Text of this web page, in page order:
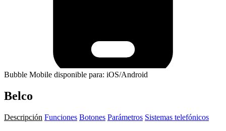
Bubble Mobile disponible para: iOS/Android
Belco
Descripción Funciones Botones Parámetros Sistemas telefónicos